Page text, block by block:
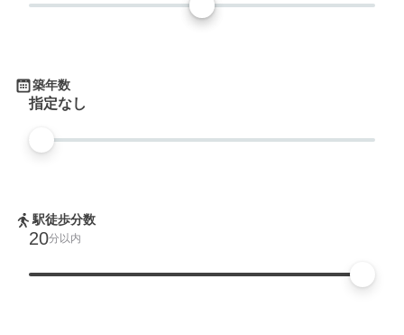
築年数
指定なし
駅徒歩分数
20分以内